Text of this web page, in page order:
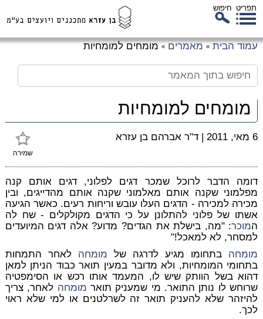
תפריט חיפוש
עמוד הבית » מאמרים » מומחים למומחיות
מומחים למומחיות
שמירה
6 מאי, 2011 | ד"ר אברהם בן עזרא
דומה הדבר לרוכל שמכר דגים לפלוני, דגים אותם קנה
מפלמוני שקנה אותם מאלמוני שקנה אותם מהדייגים, ובין
מכירה למכירה - הדגים העלו עובש וריחות רעים. כאשר הגיעה
אשתו של פלוני להתלונן על כי הדגים מקולקלים - שח לה
המוכר: "מה, בישלת את הגדים? מדוע? אלה דגים המיועדים
למסחר, לא למאכל!"
מומחה בתחומו מגיע לדרגה של מומחה לאחר התמחות
בתחומי המומחיות, ולא מדובר במעין תואר כבוד הניתן למאן
דהוא בשל הוותק שיש לו, המעמד אותו רכש או הסימפטיה
שרוחש לו נותן התואר. מי שמעניק תואר מומחה לאחר, צריך
להיזהר שלא להעניק תואר זה לשרלטנים או למי שלא ראוי
לכך.